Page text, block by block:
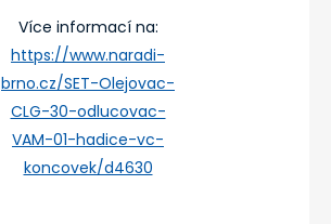
Více informací na:
https://www.naradi-
brno.cz/SET-Olejovac-
CLG-30-odlucovac-
VAM-01-hadice-vc-
koncovek/d4630